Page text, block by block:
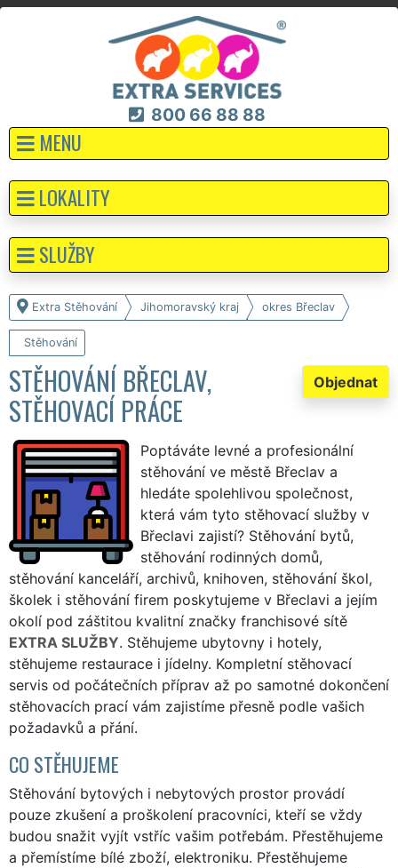
800 66 88 88
MENU
Extra Stěhování Jihomoravský kraj okres Břeclav
Stěhování
Objednat
STĚHOVÁNÍ BŘECLAV,
STĚHOVACÍ PRÁCE
Poptáváte levné a profesionální
stěhování ve městě Břeclav a
hledáte spolehlivou společnost,
která vám tyto stěhovací služby v
Břeclavi zajistí? Stěhování bytů,
stěhování rodinných domů,
stěhování kanceláří, archivů, knihoven, stěhování škol,
školek i stěhování firem poskytujeme v Břeclavi a jejím
okolí pod záštitou kvalitní značky franchisové sítě
EXTRA SLUŽBY. Stěhujeme ubytovny i hotely,
stěhujeme restaurace i jídelny. Kompletní stěhovací
servis od počátečních příprav až po samotné dokončení
stěhovacích prací vám zajistíme přesně podle vašich
požadavků a přání.
CO STĚHUJEME
Stěhování bytových i nebytových prostor provádí
pouze zkušení a proškolení pracovníci, kteří se vždy
budou snažit vyjít vstříc vašim potřebám. Přestěhujeme
a přemístíme bílé zboží, elektroniku. Přestěhujeme
LOKALITY
SLUŽBY